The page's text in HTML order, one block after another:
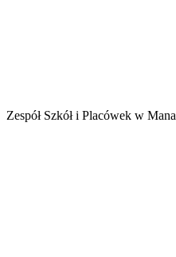
Zespół Szkół i Placówek w